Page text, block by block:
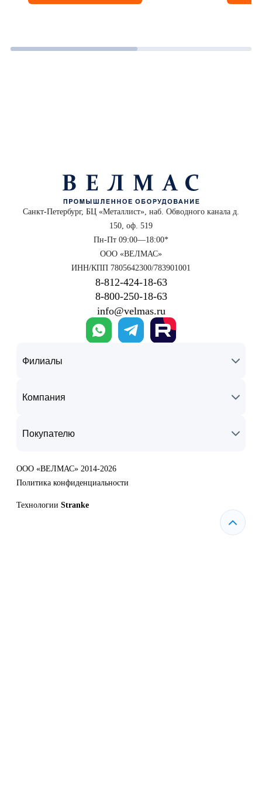
Санкт-Петербург, БЦ «Металлист», наб. Обводного канала д.
150, оф. 519
Пн-Пт 09:00—18:00*
ООО «ВЕЛМАС»
ИНН/КПП 7805642300/783901001
8‑812‑424‑18‑63
8‑800‑250‑18‑63
info@velmas.ru
Филиалы
Компания
Покупателю
ООО «ВЕЛМАС» 2014-2026
Политика конфиденциальности
Технологии Stranke